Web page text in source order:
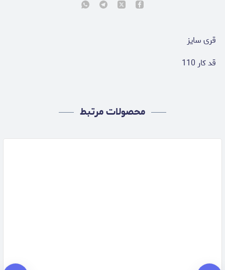
قری سایز
قد کار 110
محصولات مرتبط